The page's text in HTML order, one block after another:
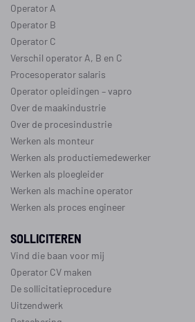
Operator A
Operator B
Operator C
Verschil operator A, B en C
Procesoperator salaris
Operator opleidingen –vapro
Over de maakindustrie
Over de procesindustrie
Werken als monteur
Werken als productiemedewerker
Werken als ploegleider
Werken als machine operator
Werken als proces engineer
SOLLICITEREN
Vind die baan voor mij
Operator CV maken
De sollicitatieprocedure
Uitzendwerk